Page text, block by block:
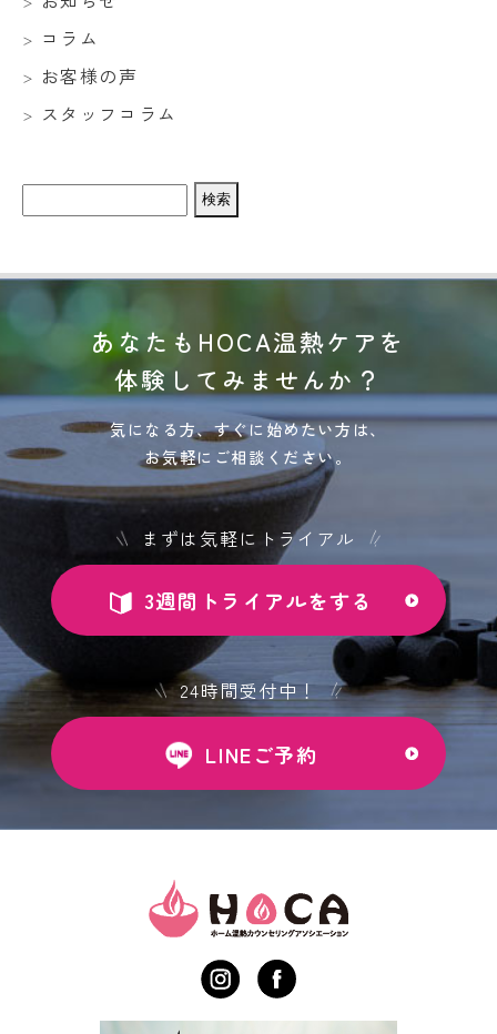
コラム
お客様の声
スタッフコラム
検
索:
あなたもHOCA温熱ケアを
体験してみませんか？
気になる方、すぐに始めたい方は、
お気軽にご相談ください。
まずは気軽にトライアル
3週間トライアルをする
24時間受付中！
LINEご予約